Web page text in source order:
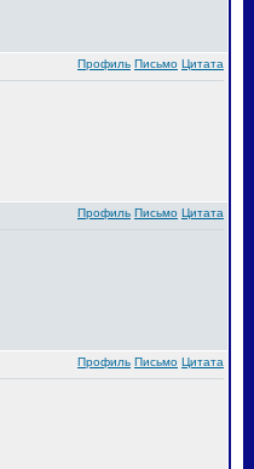
Профиль Письмо Цитата
Профиль Письмо Цитата
Профиль Письмо Цитата